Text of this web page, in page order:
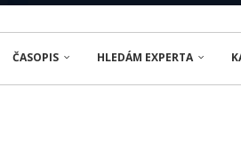
ČASOPIS HLEDÁM EXPERTA